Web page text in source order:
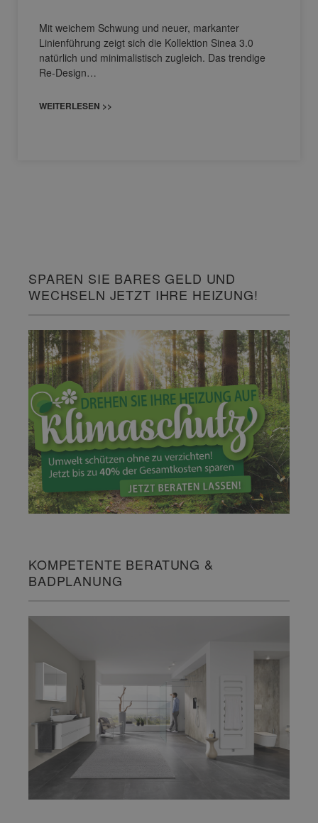
Mit weichem Schwung und neuer, markanter
Linienführung zeigt sich die Kollektion Sinea 3.0
natürlich und minimalistisch zugleich. Das trendige
Re-Design…
WEITERLESEN >>
SPAREN SIE BARES GELD UND
WECHSELN JETZT IHRE HEIZUNG!
KOMPETENTE BERATUNG &
BADPLANUNG